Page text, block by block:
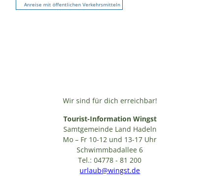
Anreise mit öffentlichen Verkehrsmitteln
Wir sind für dich erreichbar!
Tourist-Information Wingst
Samtgemeinde Land Hadeln
Mo – Fr 10-12 und 13-17 Uhr
Schwimmbadallee 6
Tel.: 04778 - 81 200
urlaub@wingst.de